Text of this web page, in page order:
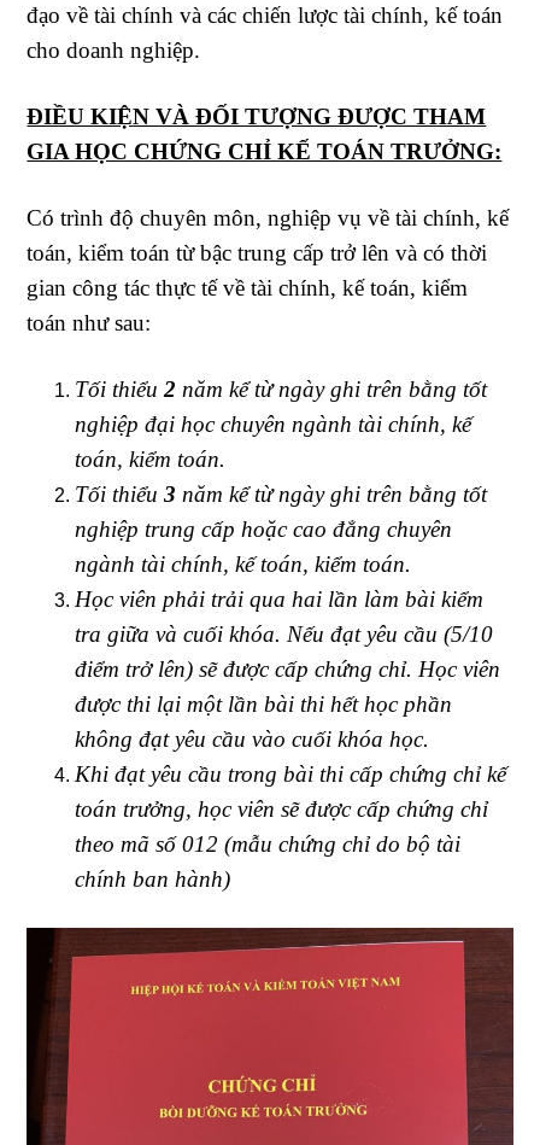
đạo về tài chính và các chiến lược tài chính, kế toán
cho doanh nghiệp.
ĐIỀU KIỆN VÀ ĐỐI TƯỢNG ĐƯỢC THAM
GIA HỌC CHỨNG CHỈ KẾ TOÁN TRƯỞNG:
Có trình độ chuyên môn, nghiệp vụ về tài chính, kế
toán, kiểm toán từ bậc trung cấp trở lên và có thời
gian công tác thực tế về tài chính, kế toán, kiểm
toán như sau:
Tối thiểu2 năm kể từ ngày ghi trên bằng tốt
nghiệp đại học chuyên ngành tài chính, kế
toán, kiểm toán.
Tối thiểu3 năm kể từ ngày ghi trên bằng tốt
nghiệp trung cấp hoặc cao đẳng chuyên
ngành tài chính, kế toán, kiểm toán.
Học viên phải trải qua hai lần làm bài kiểm
tra giữa và cuối khóa. Nếu đạt yêu cầu (5/10
điểm trở lên) sẽ được cấp chứng chỉ. Học viên
được thi lại một lần bài thi hết học phần
không đạt yêu cầu vào cuối khóa học.
Khi đạt yêu cầu trong bài thi cấp chứng chỉ kế
toán trưởng, học viên sẽ được cấp chứng chỉ
theo mã số 012 (mẫu chứng chỉ do bộ tài
chính ban hành)